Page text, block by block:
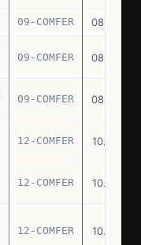
09-COMFER 08.03.77
09-COMFER 08.03.77
09-COMFER 08.03.77
12-COMFER 10.03.77
12-COMFER 10.03.77
12-COMFER 10.03.77